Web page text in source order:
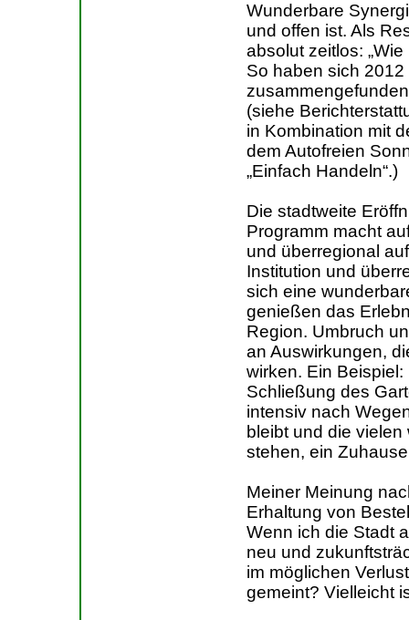
Wunderbare
und offen ist. Als
absolut zeitlos:
So haben sich
zusammengefunden
(siehe
in Kombination mit
dem Autofreien
„Einfach Handeln“.)
Die stadtweite
Programm macht
und überregional
Institution und
sich eine
genießen das
Region. Umbruch
an Auswirkungen,
wirken. Ein
Schließung des
intensiv nach
bleibt und die
stehen, ein
Meiner Meinung
Erhaltung von
Wenn ich die Stadt
neu und
im möglichen
gemeint? Vielleicht